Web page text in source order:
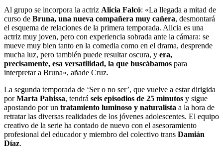
Al grupo se incorpora la actriz Alicia Falcó: «La llegada a mitad de
curso de Bruna, una nueva compañera muy cañera, desmontará
el esquema de relaciones de la primera temporada. Alicia es una
actriz muy joven, pero con experiencia sobrada ante la cámara: se
mueve muy bien tanto en la comedia como en el drama, desprende
mucha luz, pero también puede resultar oscura, y era,
precisamente, esa versatilidad, la que buscábamos para
interpretar a Bruna», añade Cruz.
La segunda temporada de ‘Ser o no ser’, que vuelve a estar dirigida
porMarta Pahissa, tendrá seis episodios de 25 minutos y sigue
apostando por un tratamiento luminoso y naturalista a la hora de
retratar las diversas realidades de los jóvenes adolescentes. El equipo
creativo de la serie ha contado de nuevo con el asesoramiento
profesional del educador y miembro del colectivo trans Damián
Díaz.